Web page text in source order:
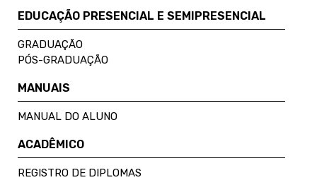
EDUCAÇÃO PRESENCIAL E SEMIPRESENCIAL
GRADUAÇÃO
PÓS-GRADUAÇÃO
MANUAIS
MANUAL DO ALUNO
ACADÊMICO
REGISTRO DE DIPLOMAS